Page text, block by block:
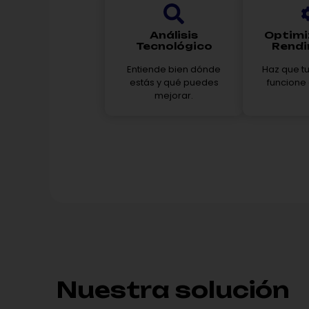
Análisis
Tecnológico
Entiende bien dónde
estás y qué puedes
mejorar.
Haz que
funcione
Nuestra solución